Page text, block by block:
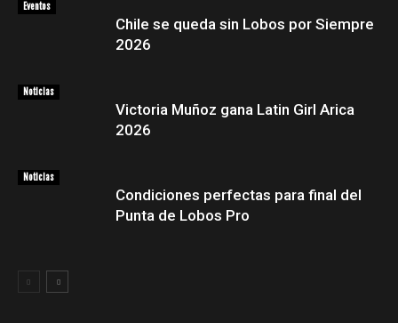
Eventos
Chile se queda sin Lobos por Siempre
2026
Noticias
Victoria Muñoz gana Latin Girl Arica
2026
Noticias
Condiciones perfectas para final del
Punta de Lobos Pro